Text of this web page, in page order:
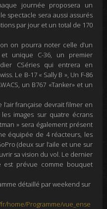
journée proposera un
spectacle sera aussi assurés
par jour et un total de 170
on pourra noter celle d’un
et unique C-36, un premier
CSéries qui entrera en
Le B-17 « Sally B », Un F-86
un B767 «Tanker» et un
l’air française devrait filmer en
images sur quatre écrans
» sera également présent
équipée de 4 réacteurs, les
(deux sur l’aile et une sur
sa vision du vol. Le dernier
est prévue comme bouquet
détaillé par weekend sur
home/Programme/vue_ense